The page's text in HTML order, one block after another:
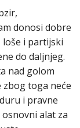
donosi dobre
loše i partijski
do daljnjeg.
nad golom
zbog toga neće
i pravne
alat za